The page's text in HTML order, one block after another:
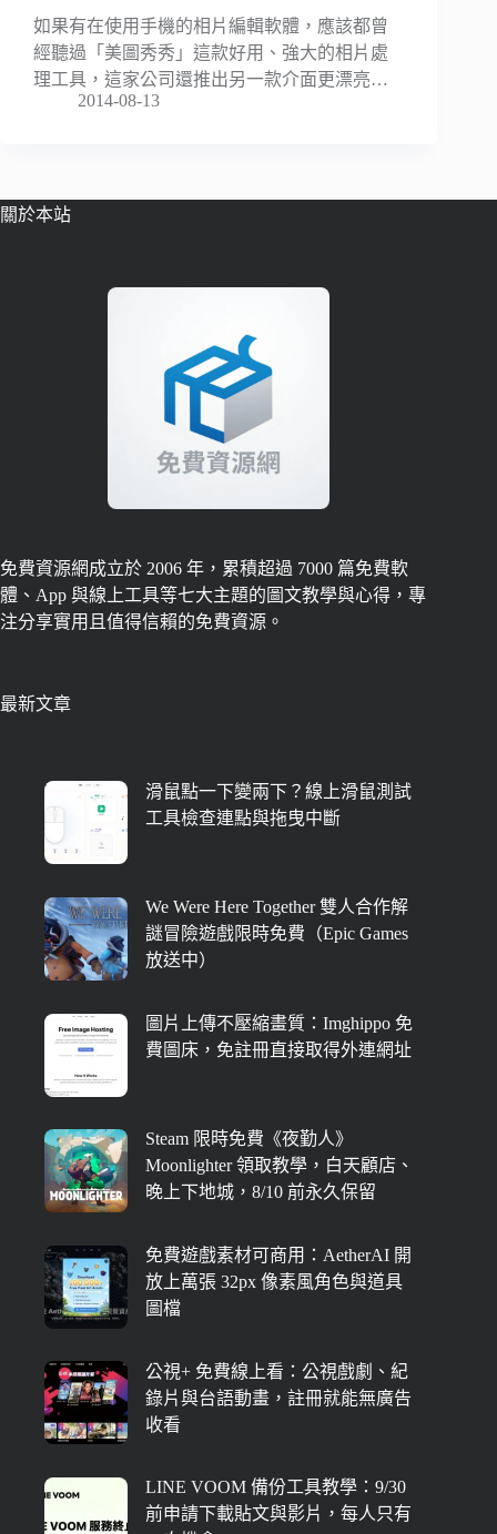
如果有在使用手機的相片編輯軟體，應該都曾
經聽過「美圖秀秀」這款好用、強大的相片處
理工具，這家公司還推出另一款介面更漂亮…
2014-08-13
關於本站
免費資源網成立於 2006 年，累積超過 7000 篇免費軟
體、App 與線上工具等七大主題的圖文教學與心得，專
注分享實用且值得信賴的免費資源。
最新文章
滑鼠點一下變兩下？線上滑鼠測試
工具檢查連點與拖曳中斷
We Were Here Together 雙人合作解
謎冒險遊戲限時免費（Epic Games
放送中）
圖片上傳不壓縮畫質：Imghippo 免
費圖床，免註冊直接取得外連網址
Steam 限時免費《夜勤人》
Moonlighter 領取教學，白天顧店、
晚上下地城，8/10 前永久保留
免費遊戲素材可商用：AetherAI 開
放上萬張 32px 像素風角色與道具
圖檔
公視+ 免費線上看：公視戲劇、紀
錄片與台語動畫，註冊就能無廣告
收看
LINE VOOM 備份工具教學：9/30
前申請下載貼文與影片，每人只有